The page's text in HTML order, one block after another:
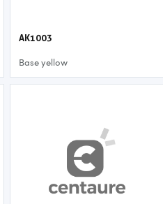
AK1003
Base yellow